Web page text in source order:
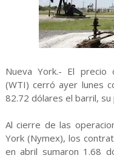
Nueva York.- El
(WTI) cerró ayer lunes
82.72 dólares el barril,
Al cierre de las
York (Nymex), los
en abril sumaron 1.68